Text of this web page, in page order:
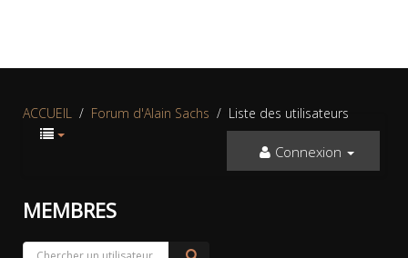
ACCUEIL Forum d'Alain Sachs Liste des utilisateurs
Connexion
MEMBRES